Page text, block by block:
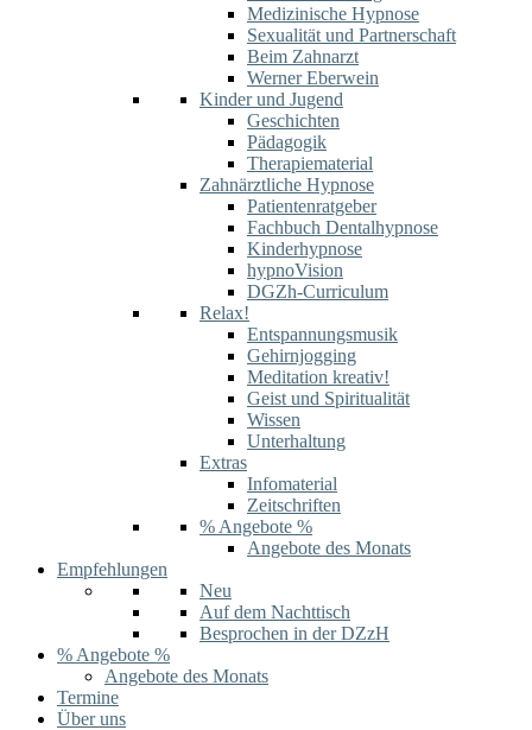
Medizinische Hypnose
Sexualität und Partnerschaft
Beim Zahnarzt
Werner Eberwein
Kinder und Jugend
Geschichten
Pädagogik
Therapiematerial
Zahnärztliche Hypnose
Patientenratgeber
Fachbuch Dentalhypnose
Kinderhypnose
hypnoVision
DGZh-Curriculum
Relax!
Entspannungsmusik
Gehirnjogging
Meditation kreativ!
Geist und Spiritualität
Wissen
Unterhaltung
Extras
Infomaterial
Zeitschriften
% Angebote %
Angebote des Monats
Empfehlungen
Neu
Auf dem Nachttisch
Besprochen in der DZzH
% Angebote %
Angebote des Monats
Termine
Über uns